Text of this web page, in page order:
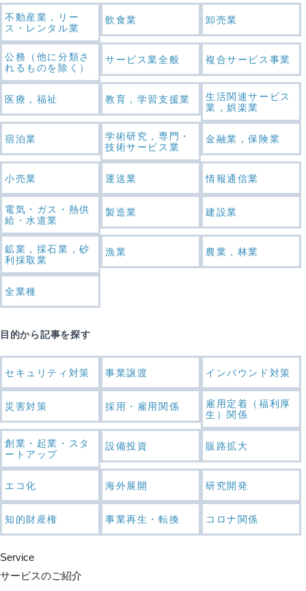
不動産業，リー
ス・レンタル業
飲食業 卸売業
公務（他に分類さ
れるものを除く）
サービス業全般 複合サービス事業
医療，福祉 教育，学習支援業
生活関連サービス
業，娯楽業
宿泊業
学術研究，専門・
技術サービス業
金融業，保険業
小売業 運送業 情報通信業
電気・ガス・熱供
給・水道業
製造業 建設業
鉱業，採石業，砂
利採取業
漁業 農業，林業
全業種
目的から記事を探す
セキュリティ対策 事業譲渡 インバウンド対策
災害対策 採用・雇用関係
雇用定着（福利厚
生）関係
創業・起業・スタ
ートアップ
設備投資 販路拡大
エコ化 海外展開 研究開発
知的財産権 事業再生・転換 コロナ関係
Service
サービスのご紹介